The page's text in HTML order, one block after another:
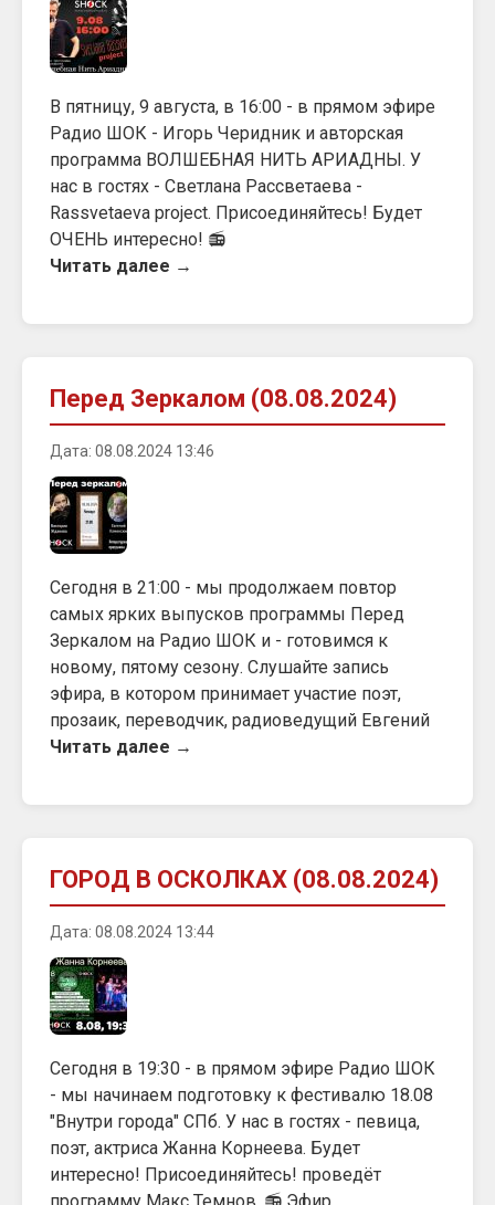
В пятницу, 9 августа, в 16:00 - в прямом эфире
Радио ШОК - Игорь Черидник и авторская
программа ВОЛШЕБНАЯ НИТЬ АРИАДНЫ. У
нас в гостях - Светлана Рассветаева -
Rassvetaeva project. Присоединяйтесь! Будет
ОЧЕНЬ интересно! 📻
Читать далее →
Перед Зеркалом (08.08.2024)
Дата: 08.08.2024 13:46
Сегодня в 21:00 - мы продолжаем повтор
самых ярких выпусков программы Перед
Зеркалом на Радио ШОК и - готовимся к
новому, пятому сезону. Слушайте запись
эфира, в котором принимает участие поэт,
прозаик, переводчик, радиоведущий Евгений
Читать далее →
ГОРОД В ОСКОЛКАХ (08.08.2024)
Дата: 08.08.2024 13:44
Сегодня в 19:30 - в прямом эфире Радио ШОК
- мы начинаем подготовку к фестивалю 18.08
"Внутри города" СПб. У нас в гостях - певица,
поэт, актриса Жанна Корнеева. Будет
интересно! Присоединяйтесь! проведёт